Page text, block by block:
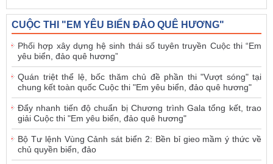
CUỘC THI "EM YÊU BIỂN ĐẢO QUÊ HƯƠNG"
Phối hợp xây dựng hệ sinh thái số tuyên truyền Cuộc thi “Em
yêu biển, đảo quê hương”
Quán triệt thể lệ, bốc thăm chủ đề phần thi "Vượt sóng" tại
chung kết toàn quốc Cuộc thi "Em yêu biển, đảo quê hương"
Đẩy nhanh tiến độ chuẩn bị Chương trình Gala tổng kết, trao
giải Cuộc thi "Em yêu biển, đảo quê hương"
Bộ Tư lệnh Vùng Cảnh sát biển 2: Bền bỉ gieo mầm ý thức về
chủ quyền biển, đảo